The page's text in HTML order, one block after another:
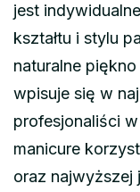
jest
kształtu i stylu
naturalne
wpisuje się w
profesjonaliści
manicure
oraz najwyższej